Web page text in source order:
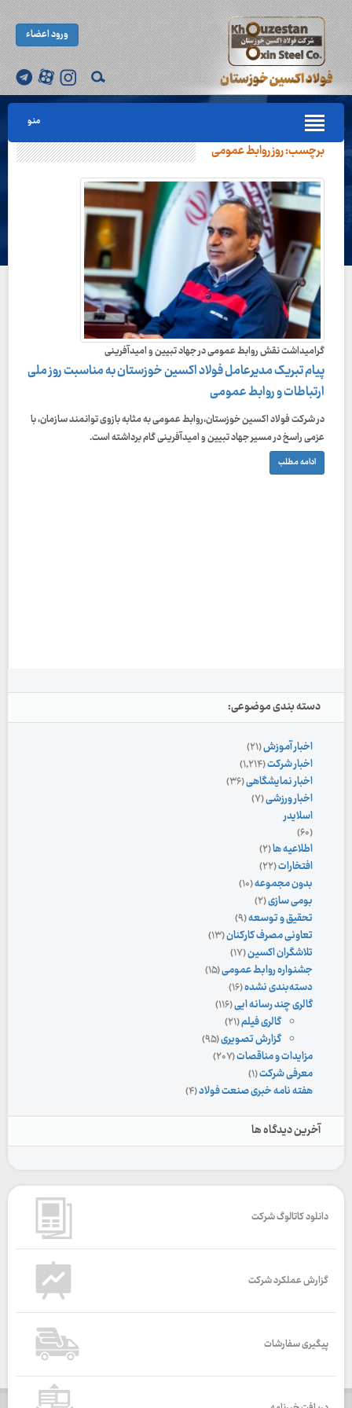
ورود اعضاء
منو
برچسب:روز روابط عمومی
گرامیداشت نقش روابط عمومی در جهاد تبیین و امیدآفرینی
پیام تبریک مدیرعامل فولاد اکسین خوزستان به مناسبت روز ملی
ارتباطات و روابط عمومی
در شرکت فولاد اکسین خوزستان،روابط عمومی به مثابه بازوی توانمند سازمان، با
عزمی راسخ در مسیر جهاد تبیین و امیدآفرینی گام برداشته است.
ادامه مطلب
دسته بندی موضوعی:
اخبار آموزش(۲۱)
اخبار شرکت(۱,۲۱۴)
اخبار نمایشگاهی(۳۶)
اخبار ورزشی(۷)
اسلایدر
(۶۰)
اطلاعیه ها(۲)
افتخارات(۲۲)
بدون مجموعه(۱۰)
بومی سازی(۲)
تحقیق و توسعه(۹)
تعاونی مصرف کارکنان(۱۳)
تلاشگران اکسین(۱۷)
جشنواره روابط عمومی(۱۵)
دسته‌بندی نشده(۱۶)
گالری چند رسانه ایی(۱۱۶)
گالری فیلم(۲۱)
گزارش تصویری(۹۵)
مزایدات و مناقصات(۲۰۷)
معرفی شرکت(۱)
هفته نامه خبری صنعت فولاد(۴)
آخرین دیدگاه ها
دانلود کاتالوگ شرکت
گزارش عملکرد شرکت
پیگیری سفارشات